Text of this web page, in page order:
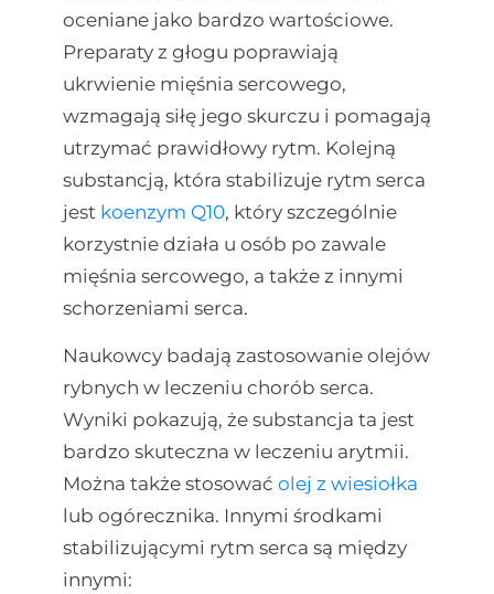
oceniane jako bardzo wartościowe.
Preparaty z głogu poprawiają
ukrwienie mięśnia sercowego,
wzmagają siłę jego skurczu i pomagają
utrzymać prawidłowy rytm. Kolejną
substancją, która stabilizuje rytm serca
jest koenzym Q10, który szczególnie
korzystnie działa u osób po zawale
mięśnia sercowego, a także z innymi
schorzeniami serca.
Naukowcy badają zastosowanie olejów
rybnych w leczeniu chorób serca.
Wyniki pokazują, że substancja ta jest
bardzo skuteczna w leczeniu arytmii.
Można także stosować olej z wiesiołka
lub ogórecznika. Innymi środkami
stabilizującymi rytm serca są między
innymi: